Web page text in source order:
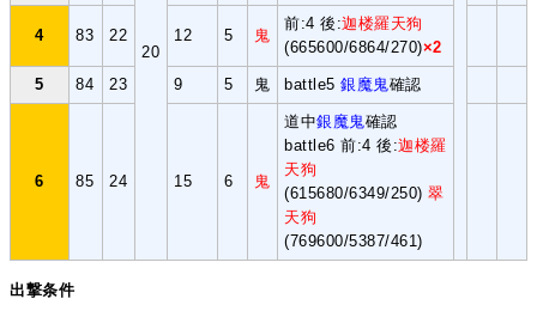
20
4 83 22 12 5 鬼
前:4 後:迦楼羅天狗
(665600/6864/270)×2
5 84 23 9 5 鬼 battle5銀魔鬼確認
6 85 24 15 6 鬼
道中銀魔鬼確認
battle6 前:4 後:迦楼羅
天狗
(615680/6349/250)翠
天狗
(769600/5387/461)
出撃条件